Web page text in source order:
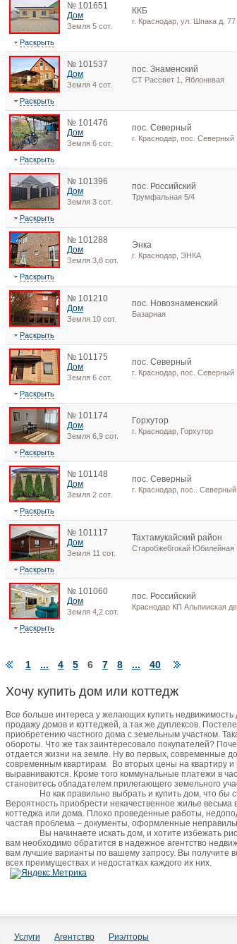
№ 101651
Дом
Земля 5 сот.
ККБ
г. Краснодар, ул. Шпака д. 77
Раскрыть
№ 101537
Дом
Земля 4 сот.
пос. Знаменский
СТ Рассвет 1, Яблоневая
Раскрыть
№ 101476
Дом
Земля 6 сот.
пос. Северный
г. Краснодар, пос. Северный
Раскрыть
№ 101396
Дом
Земля 3 сот.
пос. Российский
Трумфальная 5/4
Раскрыть
№ 101288
Дом
Земля 3,8 сот.
Энка
г. Краснодар, ЭНКА
Раскрыть
№ 101210
Дом
Земля 10 сот.
пос. Новознаменский
Базарная
Раскрыть
№ 101175
Дом
Земля 6 сот.
пос. Северный
г. Краснодар, пос. Северный
Раскрыть
№ 101174
Дом
Земля 6,9 сот.
Горхутор
г. Краснодар, Горхутор
Раскрыть
№ 101148
Дом
Земля 2 сот.
пос. Северный
г. Краснодар, пос.. Северный
Раскрыть
№ 101117
Дом
Земля 11 сот.
Тахтамукайский район
Старобже6гокай Юбилейная
Раскрыть
№ 101060
Дом
Земля 4,2 сот.
пос. Российский
Краснодар КП Альпииская
Раскрыть
1 ... 4 5 6 7 8 ... 40
Хочу купить дом или коттедж
Все больше интереса у желающих купить
продажу домов и коттеджей, а так же дуплексов.
приобретению частного дома с земельным участком.
обороты. Что же так заинтересовало покупателей?
отдается жизни на земле. Ну во первых, современные
современным квартирам. Во вторых цены на квартиру
выравниваются. Кроме того коммунальные платежи в
становитесь обладателем прилегающего земельного
Но как правильно выбрать и купить дом, что бы
Вероятность приобрести некачественное жилье
коттеджа или дома. Плохо проведенные работы,
частая проблема – документы, оформленные
Вы начинаете искать дом, и хотите избежать
вам необходимо обратится в надежное агентство
вам лучшие варианты по вашему запросу. Вы
всех преимуществах и недостатках каждого их них.
Услуги Агентство Риэлторы